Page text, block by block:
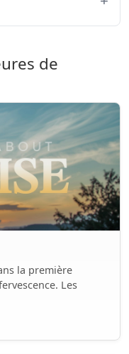
de
la première
Les